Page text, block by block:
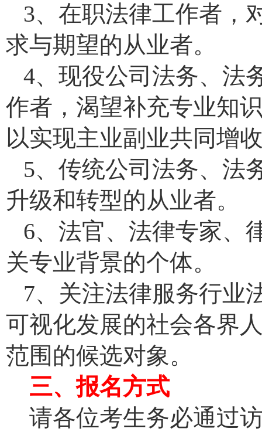
3、在职法律工作者，
求与期望的从业者。
4、现役公司法务、法
作者，渴望补充专业知
以实现主业副业共同增
5、传统公司法务、法
升级和转型的从业者。
6、法官、法律专家、
关专业背景的个体。
7、关注法律服务行业
可视化发展的社会各界
范围的候选对象。
三、报名方式
请各位考生务必通过